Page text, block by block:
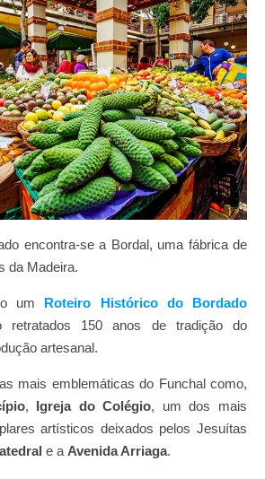
encontra-se a Bordal, uma fábrica de
da Madeira.
um Roteiro Histórico do Bordado
150 anos de tradição do
artesanal.
mais emblemáticas do Funchal como,
, Igreja do Colégio, um dos mais
artísticos deixados pelos Jesuítas
e a Avenida Arriaga.